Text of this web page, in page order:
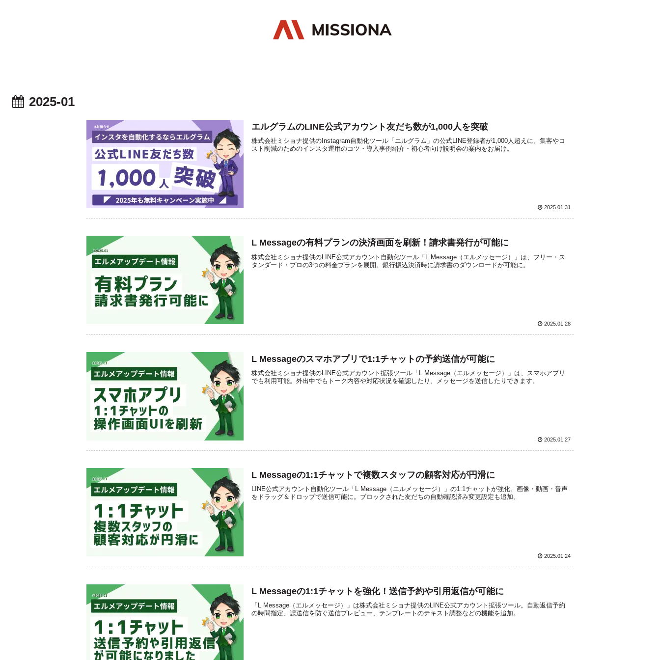
2025-01
エルグラムのLINE公式アカウント友だち数が1,000人を突破
株式会社ミショナ提供のInstagram自動化ツール「エルグラム」の公式LINE登録者が1,000人超えに。集客やコ
スト削減のためのインスタ運用のコツ・導入事例紹介・初心者向け説明会の案内をお届け。
2025.01.31
L Messageの有料プランの決済画面を刷新！請求書発行が可能に
株式会社ミショナ提供のLINE公式アカウント自動化ツール「L Message（エルメッセージ）」は、フリー・ス
タンダード・プロの3つの料金プランを展開。銀行振込決済時に請求書のダウンロードが可能に。
2025.01.28
L Messageのスマホアプリで1:1チャットの予約送信が可能に
株式会社ミショナ提供のLINE公式アカウント拡張ツール「L Message（エルメッセージ）」は、スマホアプリ
でも利用可能。外出中でもトーク内容や対応状況を確認したり、メッセージを送信したりできます。
2025.01.27
L Messageの1:1チャットで複数スタッフの顧客対応が円滑に
LINE公式アカウント自動化ツール「L Message（エルメッセージ）」の1:1チャットが強化。画像・動画・音声
をドラッグ＆ドロップで送信可能に。ブロックされた友だちの自動確認済み変更設定も追加。
2025.01.24
L Messageの1:1チャットを強化！送信予約や引用返信が可能に
「L Message（エルメッセージ）」は株式会社ミショナ提供のLINE公式アカウント拡張ツール。自動返信予約
の時間指定、誤送信を防ぐ送信プレビュー、テンプレートのテキスト調整などの機能を追加。